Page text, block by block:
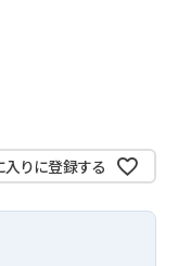
入りに登録する